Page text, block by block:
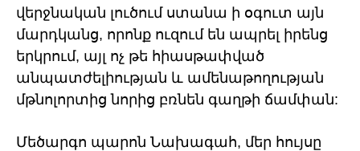
վերջնական լուծում ստանա ի օգուտ այն
մարդկանց, որոնք ուզում են ապրել իրենց
երկրում, այլ ոչ թե հիասթափված
անպատժելիության և ամենաթողության
մթնոլորտից նորից բռնեն գաղթի ճամփան:
Մեծարգո պարոն Նախագահ, մեր հույսը